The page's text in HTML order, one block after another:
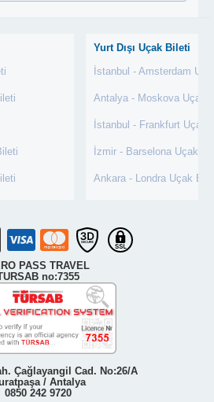
Yurt Dışı Uçak Bileti
İstanbul - Amsterdam
Antalya - Moskova Uçak
İstanbul - Frankfurt Uçak
İzmir - Barselona Uçak
Ankara - Londra Uçak
PASS TRAVEL
no:7355
Çağlayangil Cad. No:26/A
/ Antalya
0850 242 9720